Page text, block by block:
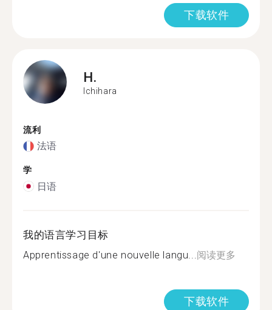
下载软件
H.
Ichihara
流利
法语
学
日语
我的语言学习目标
Apprentissage d'une nouvelle langu... 阅读更多
下载软件